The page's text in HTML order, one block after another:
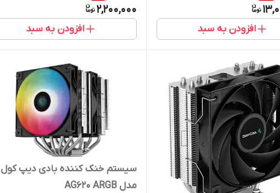
افزودن به سبد
2,200,000
افزودن به سبد
سیستم خنک کننده بادی دیپ کول
مدل AG620 ARGB